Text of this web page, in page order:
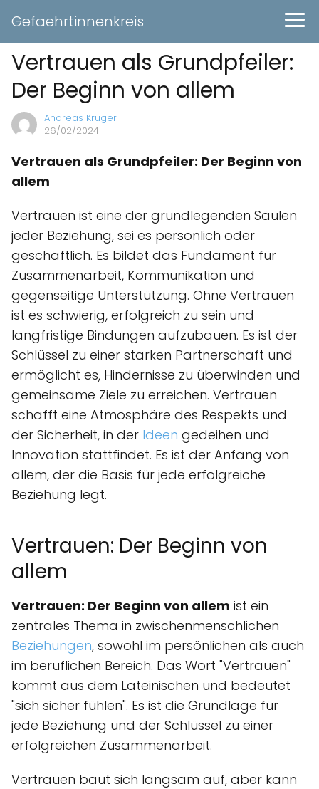
Gefaehrtinnenkreis
Vertrauen als Grundpfeiler:
Der Beginn von allem
Andreas Krüger
26/02/2024
Vertrauen als Grundpfeiler: Der Beginn von
allem
Vertrauen ist eine der grundlegenden Säulen
jeder Beziehung, sei es persönlich oder
geschäftlich. Es bildet das Fundament für
Zusammenarbeit, Kommunikation und
gegenseitige Unterstützung. Ohne Vertrauen
ist es schwierig, erfolgreich zu sein und
langfristige Bindungen aufzubauen. Es ist der
Schlüssel zu einer starken Partnerschaft und
ermöglicht es, Hindernisse zu überwinden und
gemeinsame Ziele zu erreichen. Vertrauen
schafft eine Atmosphäre des Respekts und
der Sicherheit, in der Ideen gedeihen und
Innovation stattfindet. Es ist der Anfang von
allem, der die Basis für jede erfolgreiche
Beziehung legt.
Vertrauen: Der Beginn von
allem
Vertrauen: Der Beginn von allem ist ein
zentrales Thema in zwischenmenschlichen
Beziehungen, sowohl im persönlichen als auch
im beruflichen Bereich. Das Wort "Vertrauen"
kommt aus dem Lateinischen und bedeutet
"sich sicher fühlen". Es ist die Grundlage für
jede Beziehung und der Schlüssel zu einer
erfolgreichen Zusammenarbeit.
Vertrauen baut sich langsam auf, aber kann